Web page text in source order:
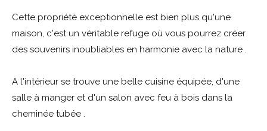
Cette propriété exceptionnelle est bien plus qu'une
maison, c'est un véritable refuge où vous pourrez créer
des souvenirs inoubliables en harmonie avec la nature .
A l'intérieur se trouve une belle cuisine équipée, d'une
salle à manger et d'un salon avec feu à bois dans la
cheminée tubée .